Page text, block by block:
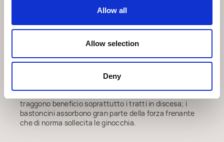
Allow all
Allow selection
Deny
L'azione dei bastoncini tira naturalmente le spalle
posizione curva in avanti che molte persone sviluppano
con il lavoro alla scrivania.
L'aspetto di risparmio articolare conta in particolare
per chi ha problemi alle ginocchia o alle anche. I
bastoncini trasferiscono il 20-30% del peso corporeo
sulle articolazioni della parte inferiore del corpo. Ne
traggono beneficio soprattutto i tratti in discesa; i
bastoncini assorbono gran parte della forza frenante
che di norma sollecita le ginocchia.